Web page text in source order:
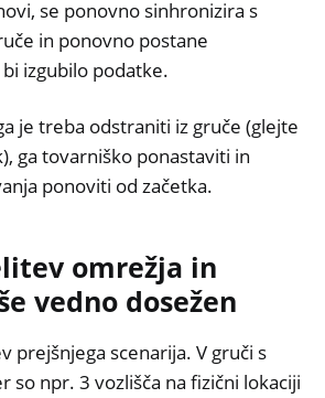
se ponovno sinhronizira s
in ponovno postane
izgubilo podatke.
je treba odstraniti iz gruče (glejte
ga tovarniško ponastaviti in
ponoviti od začetka.
omrežja in
vedno dosežen
prejšnjega scenarija. V gruči s
so npr. 3 vozlišča na fizični lokaciji